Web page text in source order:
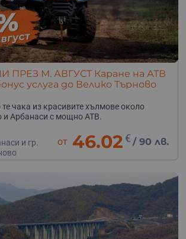
ПРЕЗ М. АВГУСТ Каране на АТВ
услуга до Велико Търново
чака из красивите хълмове около
и Арбанаси с мощно АТВ.
и гр.
от 46.02 € / 90 лв.